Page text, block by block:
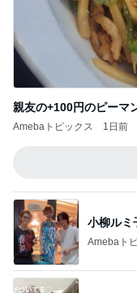
親友の+100円のピーマ
Amebaトピックス 1日前
小柳ルミ
Amebaト